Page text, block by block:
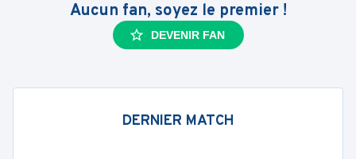
Aucun fan, soyez le premier !
DEVENIR FAN
DERNIER MATCH